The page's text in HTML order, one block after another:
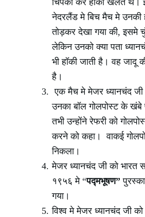
चिपका कर हॉकी खेलते थे।
नेदरलैंड मे बिच मैच मे उनकी
तोड़कर देखा गया की, इसमे
लेकिन उनको क्या पता
भी हॉकी जाती है। वह जादू
है।
एक मैच मे मेजर ध्यानचंद
उनका बॉल गोलपोस्ट के खंबे
तभी उन्होंने रेफरी को
करने को कहा। वाकई
निकला।
मेजर ध्यानचंद जी को भारत
१९५६ मे “पद्मभूषण”
गया।
विश्व मे मेजर ध्यानचंद जी को